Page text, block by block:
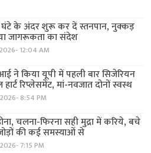
के अंदर शुरू कर दें स्तनपान, नुक्कड़
जागरूकता का संदेश
12:04 AM
ने किया यूपी में पहली बार सिजेरियन
रिप्लेसमेंट, मां-नवजात दोनों स्वस्थ
8:54 PM
चलना-फिरना सही मुद्रा में करिये, बचे
की कई समस्याओं से
7:15 PM